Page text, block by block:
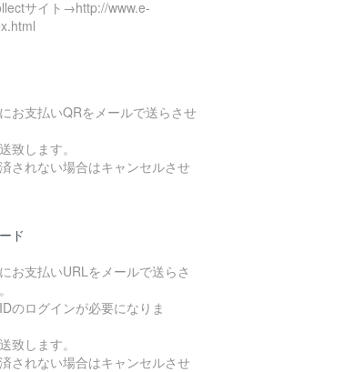
サイト→http://www.e-
お支払いQRをメールで送らさせ
致します。
されない場合はキャンセルさせ
ド
お支払いURLをメールで送らさ
のログインが必要になりま
致します。
されない場合はキャンセルさせ